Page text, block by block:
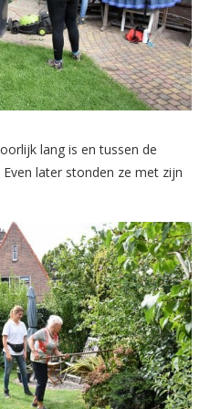
lang is en tussen de
later stonden ze met zijn